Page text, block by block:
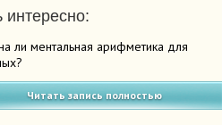
ли ментальная арифметика для
Читать запись полностью